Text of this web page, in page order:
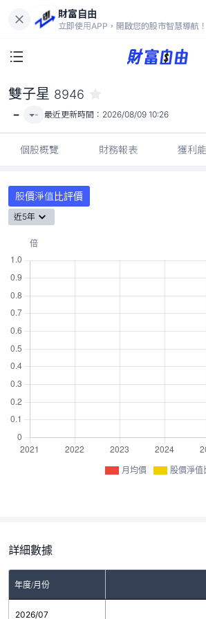
財富自由
立即使用APP，開啟您的股市智慧導航！
-
雙子星 8946
- - 最近更新時間： 2026/08/09 10:26
個股概覽 財務報表 獲利
股價淨值比評價
近5年
月均價 股價淨值
詳細數據
年度/月份
2026/07